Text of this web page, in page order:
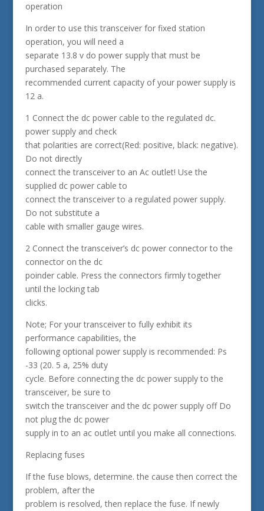
operation
In order to use this transceiver for fixed station
operation, you will need a
separate 13.8 v do power supply that must be
purchased separately. The
recommended current capacity of your power supply is
12 a.
1 Connect the dc power cable to the regulated dc.
power supply and check
that polarities are correct(Red: positive, black: negative).
Do not directly
connect the transceiver to an Ac outlet! Use the
supplied dc power cable to
connect the transceiver to a regulated power supply.
Do not substitute a
cable with smaller gauge wires.
2 Connect the transceiver’s dc power connector to the
connector on the dc
poinder cable. Press the connectors firmly together
until the locking tab
clicks.
Note; For your transceiver to fully exhibit its
performance capabilities, the
following optional power supply is recommended: Ps
-33 (20. 5 a, 25% duty
cycle. Before connecting the dc power supply to the
transceiver, be sure to
switch the transceiver and the dc power supply off Do
not plug the dc power
supply in to an ac outlet until you make all connections.
Replacing fuses
If the fuse blows, determine. the cause then correct the
problem, after the
problem is resolved, then replace the fuse. If newly